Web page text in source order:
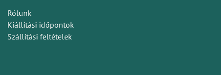
Rólunk
Kiállítási időpontok
Szállítási feltételek